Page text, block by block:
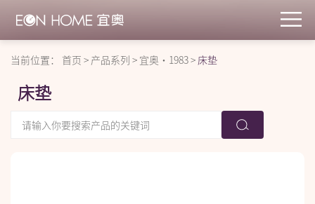
当前位置： 首页 > 产品系列 > 宜奥·1983> 床垫
床垫